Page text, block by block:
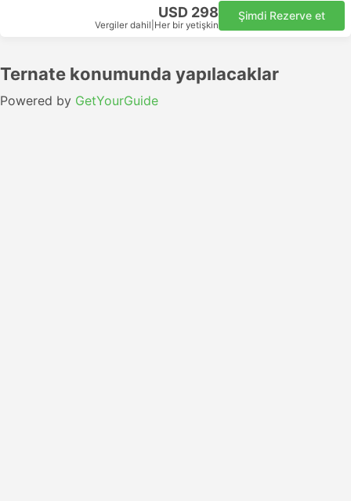
USD 298
Vergiler dahil Her bir yetişkin
Şimdi Rezerve et
Ternate konumunda yapılacaklar
Powered by GetYourGuide